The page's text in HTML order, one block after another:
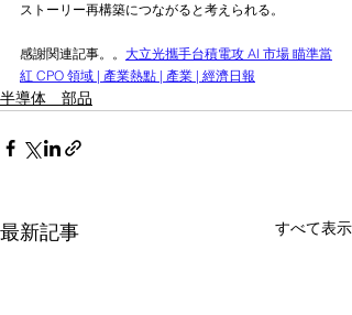
ストーリー再構築につながると考えられる。
感謝関連記事。。 大立光攜手台積電攻 AI 市場 瞄準當
紅 CPO 領域 | 產業熱點 | 產業 | 經濟日報
半導体 部品
最新記事 すべて表示